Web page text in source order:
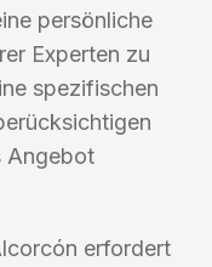
persönliche
Experten zu
spezifischen
Angebot
erfordert